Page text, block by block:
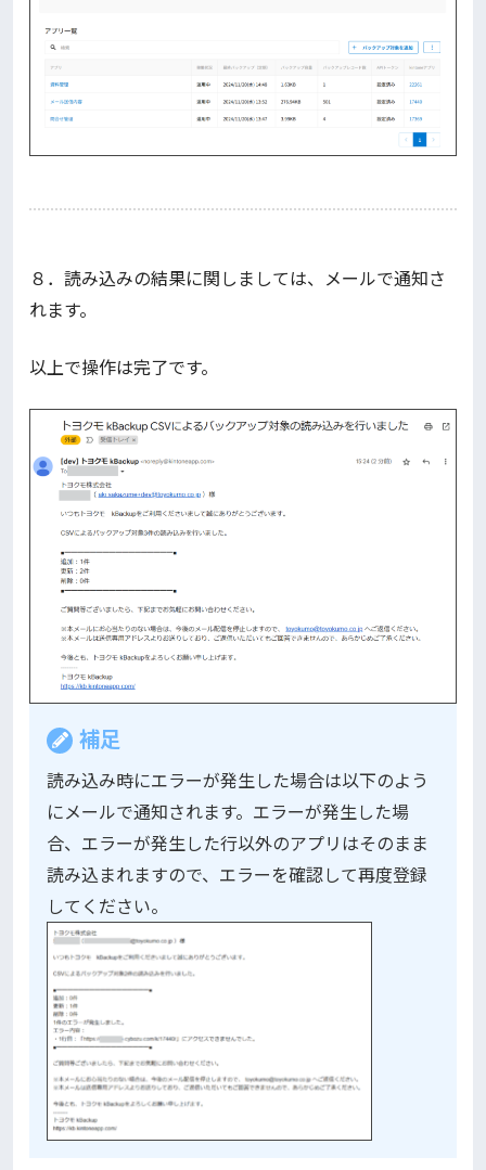
８．読み込みの結果に関しましては、メールで通知さ
れます。
以上で操作は完了です。
補足
読み込み時にエラーが発生した場合は以下のよう
にメールで通知されます。エラーが発生した場
合、エラーが発生した行以外のアプリはそのまま
読み込まれますので、エラーを確認して再度登録
してください。